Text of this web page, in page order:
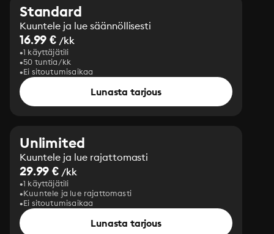
Standard
Kuuntele ja lue säännöllisesti
16.99 € /kk
1 käyttäjätili
50 tuntia/kk
Ei sitoutumisaikaa
Lunasta tarjous
Unlimited
Kuuntele ja lue rajattomasti
29.99 € /kk
1 käyttäjätili
Kuuntele ja lue rajattomasti
Ei sitoutumisaikaa
Lunasta tarjous